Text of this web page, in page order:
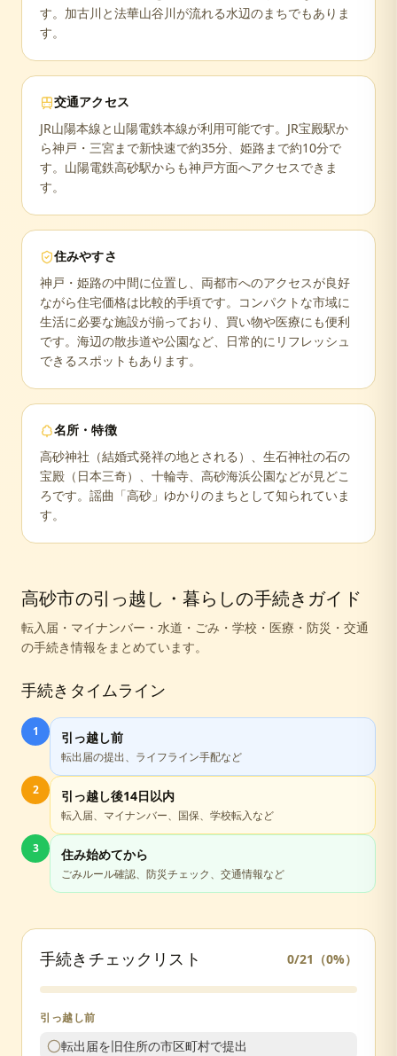
す。加古川と法華山谷川が流れる水辺のまちでもありま
す。
交通アクセス
JR山陽本線と山陽電鉄本線が利用可能です。JR宝殿駅か
ら神戸・三宮まで新快速で約35分、姫路まで約10分で
す。山陽電鉄高砂駅からも神戸方面へアクセスできま
す。
住みやすさ
神戸・姫路の中間に位置し、両都市へのアクセスが良好
ながら住宅価格は比較的手頃です。コンパクトな市域に
生活に必要な施設が揃っており、買い物や医療にも便利
です。海辺の散歩道や公園など、日常的にリフレッシュ
できるスポットもあります。
名所・特徴
高砂神社（結婚式発祥の地とされる）、生石神社の石の
宝殿（日本三奇）、十輪寺、高砂海浜公園などが見どこ
ろです。謡曲「高砂」ゆかりのまちとして知られていま
す。
高砂市の引っ越し・暮らしの手続きガイド
転入届・マイナンバー・水道・ごみ・学校・医療・防災・交通
の手続き情報をまとめています。
手続きタイムライン
1 引っ越し前
転出届の提出、ライフライン手配など
2 引っ越し後14日以内
転入届、マイナンバー、国保、学校転入など
3 住み始めてから
ごみルール確認、防災チェック、交通情報など
手続きチェックリスト 0/21 （0%）
引っ越し前
転出届を旧住所の市区町村で提出